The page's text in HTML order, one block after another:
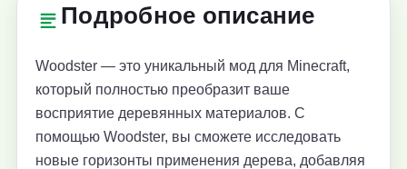
Подробное описание
Woodster — это уникальный мод для Minecraft,
который полностью преобразит ваше
восприятие деревянных материалов. С
помощью Woodster, вы сможете исследовать
новые горизонты применения дерева, добавляя